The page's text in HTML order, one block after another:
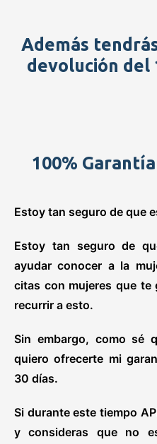
Además
devolución del
100%
Estoy tan seguro de que
Estoy tan seguro de
ayudarconocer a la
citas con mujeres que te
recurrir a esto.
Sin embargo, como sé
quiero ofrecerte mi
30 días.
Si durante este tiempo
y consideras que no